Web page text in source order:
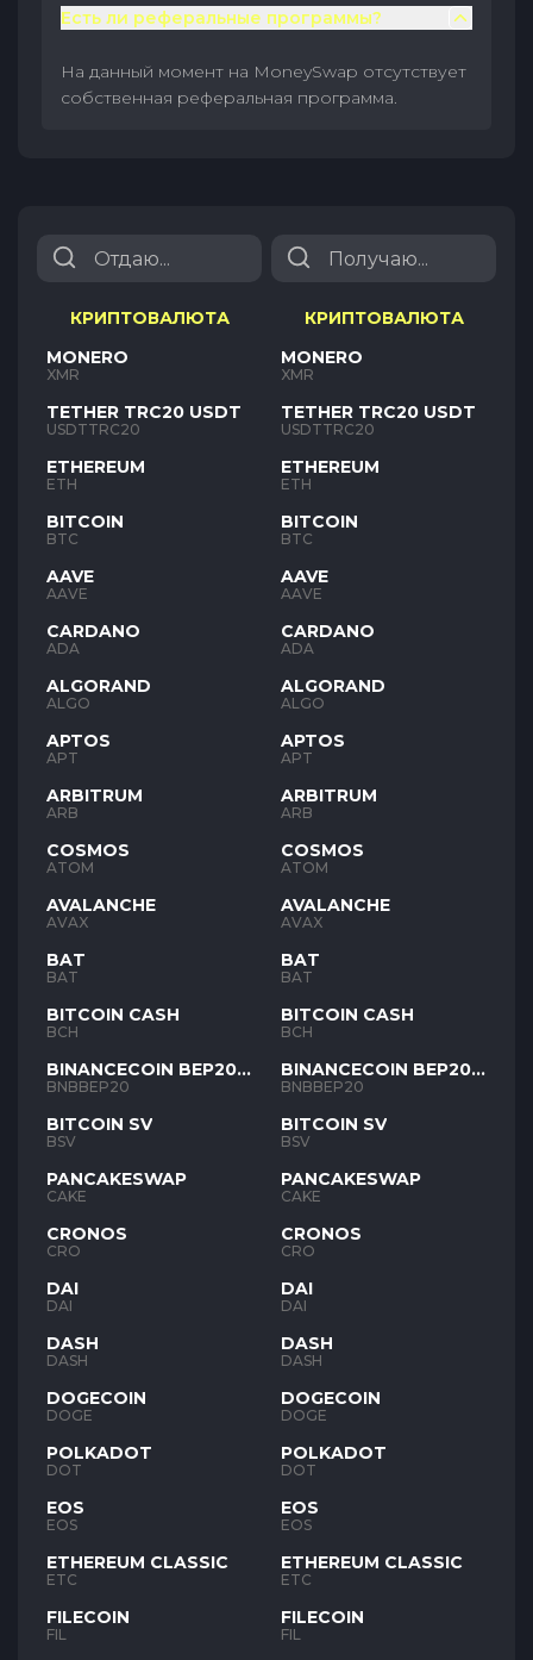
Есть ли реферальные программы?
На данный момент на MoneySwap отсутствует
собственная реферальная программа.
КРИПТОВАЛЮТА
MONERO
XMR
TETHER TRC20 USDT
USDTTRC20
ETHEREUM
ETH
BITCOIN
BTC
AAVE
AAVE
CARDANO
ADA
ALGORAND
ALGO
APTOS
APT
ARBITRUM
ARB
COSMOS
ATOM
AVALANCHE
AVAX
BAT
BAT
BITCOIN CASH
BCH
BINANCECOIN BEP20
BNB
BNBBEP20
BITCOIN SV
BSV
PANCAKESWAP
CAKE
CRONOS
CRO
DAI
DAI
DASH
DASH
DOGECOIN
DOGE
POLKADOT
DOT
EOS
EOS
ETHEREUM CLASSIC
ETC
FILECOIN
FIL
КРИПТОВАЛЮТА
MONERO
XMR
TETHER TRC20 USDT
USDTTRC20
ETHEREUM
ETH
BITCOIN
BTC
AAVE
AAVE
CARDANO
ADA
ALGORAND
ALGO
APTOS
APT
ARBITRUM
ARB
COSMOS
ATOM
AVALANCHE
AVAX
BAT
BAT
BITCOIN CASH
BCH
BINANCECOIN BEP20
BNB
BNBBEP20
BITCOIN SV
BSV
PANCAKESWAP
CAKE
CRONOS
CRO
DAI
DAI
DASH
DASH
DOGECOIN
DOGE
POLKADOT
DOT
EOS
EOS
ETHEREUM CLASSIC
ETC
FILECOIN
FIL